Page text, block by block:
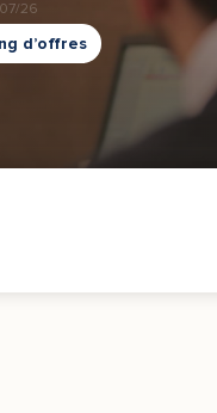
26
d’offres